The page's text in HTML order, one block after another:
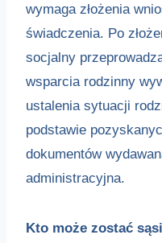
wymaga złożenia
świadczenia. Po
socjalny
wsparcia rodzinny
ustalenia sytuacji
podstawie
dokumentów
administracyjna.
Kto może zostać